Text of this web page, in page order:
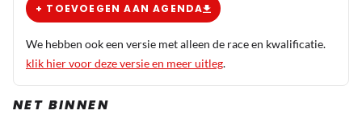
+ TOEVOEGEN AAN AGENDA
We hebben ook een versie met alleen de race en kwalificatie.
klik hier voor deze versie en meer uitleg.
NET BINNEN